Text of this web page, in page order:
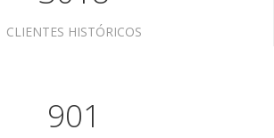
CLIENTES HISTÓRICOS
901